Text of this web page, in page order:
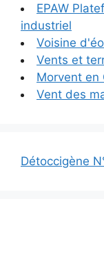
EPAW
industriel
Voisine
Vents et
Morvent en
Vent des
Détoccigène